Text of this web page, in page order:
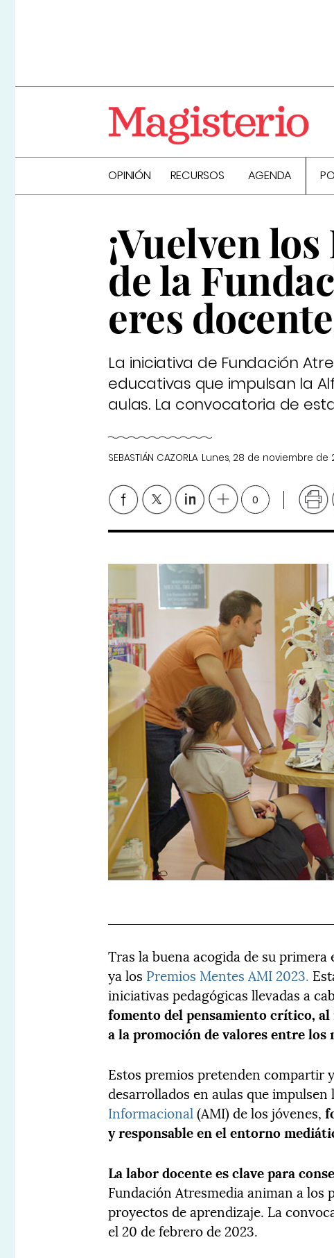
OPINIÓN RECURSOS AGENDA
¡Vuelven
de la
eres
La iniciativa de Fundación
educativas que impulsan la
aulas. La convocatoria de
SEBASTIÁN CAZORLA Lunes, 28 de noviembre de
0
Tras la buena acogida de su primera
ya los Premios Mentes AMI 2023.
iniciativas pedagógicas llevadas a
fomento del pensamiento crítico,
a la promoción de valores entre los
Estos premios pretenden compartir
desarrollados en aulas que
Informacional(AMI) de los jóvenes,
y responsable en el entorno
La labor docente es clave para
Fundación Atresmedia animan a los
proyectos de aprendizaje. La
el 20 de febrero de 2023.